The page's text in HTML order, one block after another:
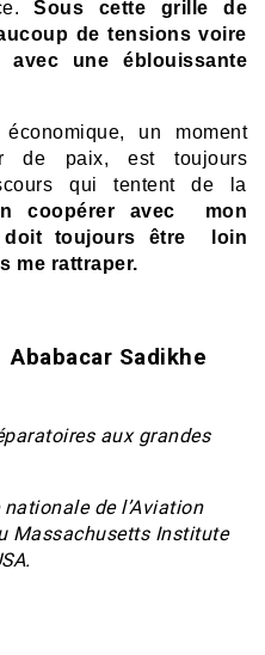
Sous cette grille de
de tensions voire
avec une éblouissante
un moment
de paix, est toujours
qui tentent de la
coopérer avec mon
doit toujours être loin
me rattraper.
Ababacar Sadikhe
aux grandes
de l’Aviation
Massachusetts Institute